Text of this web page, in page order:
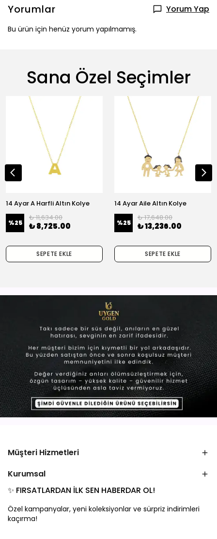
Yorumlar Yorum Yap
Bu ürün için henüz yorum yapılmamış.
Sana Özel Seçimler
14 Ayar A Harfli Altın Kolye
%25
₺ 11,634.00
₺ 8,725.00
SEPETE EKLE
14 Ayar Aile Altın Kolye
%25
₺ 17,648.00
₺ 13,236.00
SEPETE EKLE
Müşteri Hizmetleri
Kurumsal
✨ FIRSATLARDAN İLK SEN HABERDAR OL!
Özel kampanyalar, yeni koleksiyonlar ve sürpriz indirimleri
kaçırma!